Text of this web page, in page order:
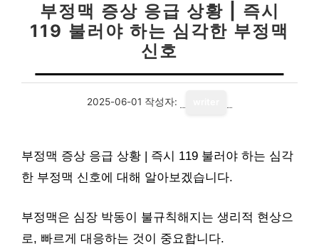
부정맥 증상 응급 상황 | 즉시
119 불러야 하는 심각한 부정맥
신호
2025-06-01 작성자:
부정맥 증상 응급 상황 | 즉시 119 불러야 하는 심각
한 부정맥 신호에 대해 알아보겠습니다.
부정맥은 심장 박동이 불규칙해지는 생리적 현상으
로, 빠르게 대응하는 것이 중요합니다.